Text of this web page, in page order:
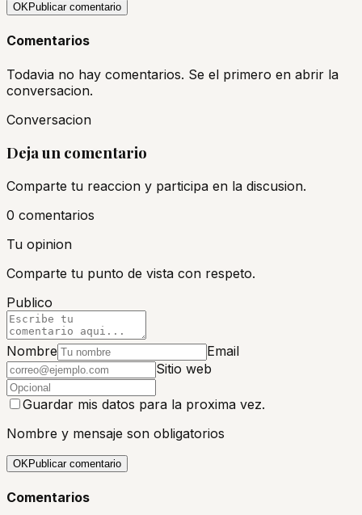
OKPublicar comentario
Comentarios
Todavia no hay comentarios. Se el primero en abrir la
conversacion.
Conversacion
Deja un comentario
Comparte tu reaccion y participa en la discusion.
0 comentarios
Tu opinion
Comparte tu punto de vista con respeto.
Publico
Nombre
Email
Sitio web
Guardar mis datos para la proxima vez.
Nombre y mensaje son obligatorios
OKPublicar comentario
Comentarios